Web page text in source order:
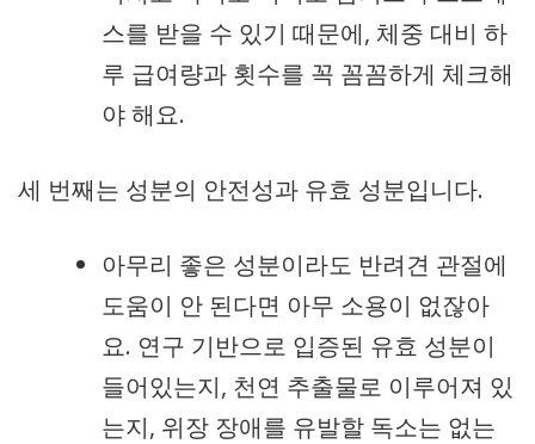
스를 받을 수 있기 때문에, 체중 대비 하
루 급여량과 횟수를 꼭 꼼꼼하게 체크해
야 해요.
세 번째는 성분의 안전성과 유효 성분입니다.
아무리 좋은 성분이라도 반려견 관절에
도움이 안 된다면 아무 소용이 없잖아
요. 연구 기반으로 입증된 유효 성분이
들어있는지, 천연 추출물로 이루어져 있
는지, 위장 장애를 유발할 독소는 없는